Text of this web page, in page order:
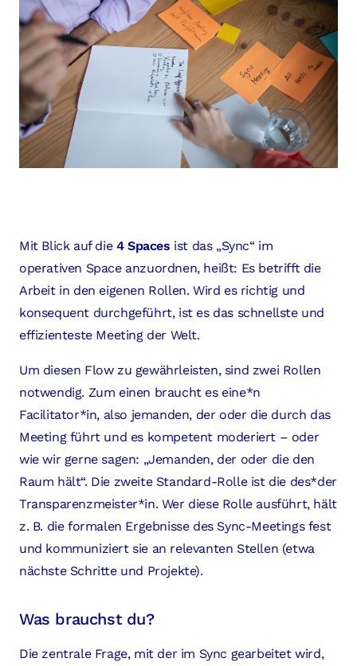
Mit Blick auf die 4 Spaces ist das „Sync“ im
operativen Space anzuordnen, heißt: Es betrifft die
Arbeit in den eigenen Rollen. Wird es richtig und
konsequent durchgeführt, ist es das schnellste und
effizienteste Meeting der Welt.
Um diesen Flow zu gewährleisten, sind zwei Rollen
notwendig. Zum einen braucht es eine*n
Facilitator*in, also jemanden, der oder die durch das
Meeting führt und es kompetent moderiert – oder
wie wir gerne sagen: „Jemanden, der oder die den
Raum hält“. Die zweite Standard-Rolle ist die des*der
Transparenzmeister*in. Wer diese Rolle ausführt, hält
z. B. die formalen Ergebnisse des Sync-Meetings fest
und kommuniziert sie an relevanten Stellen (etwa
nächste Schritte und Projekte).
Was brauchst du?
Die zentrale Frage, mit der im Sync gearbeitet wird,